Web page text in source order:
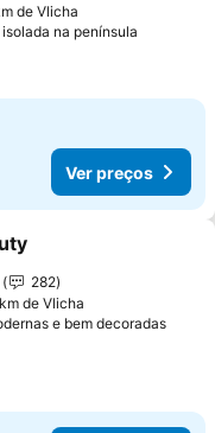
de Vlicha
na península
Ver preços
aos favoritos
282
de Vlicha
e bem decoradasVer